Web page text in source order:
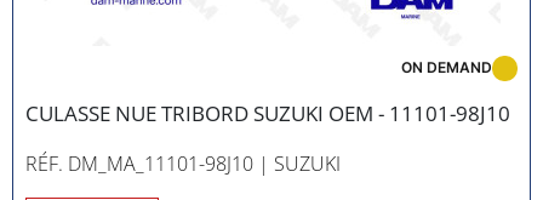
CULASSE NUE TRIBORD SUZUKI OEM - 11101-98J10
RÉF. DM_MA_11101-98J10 | SUZUKI
ON DEMAND